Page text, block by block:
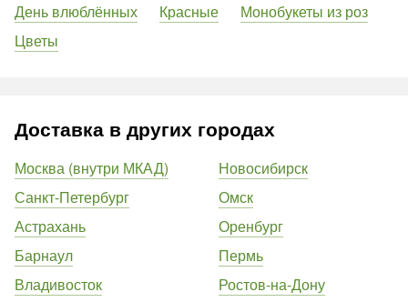
День влюблённых
Красные
Монобукеты из роз
Цветы
Доставка в других городах
Москва (внутри МКАД)
Санкт-Петербург
Астрахань
Барнаул
Владивосток
Новосибирск
Омск
Оренбург
Пермь
Ростов-на-Дону